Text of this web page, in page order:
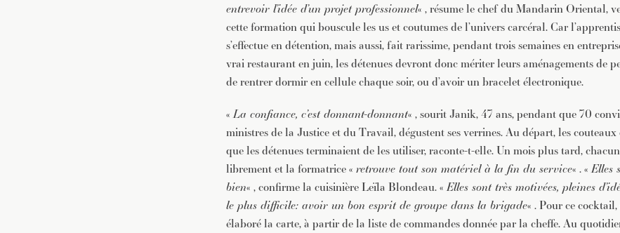
entrevoir l’idée d’un projet professionnel« , résume le chef du Mandarin Oriental,
cette formation qui bouscule les us et coutumes de l’univers carcéral. Car
s’effectue en détention, mais aussi, fait rarissime, pendant trois semaines en
vrai restaurant en juin, les détenues devront donc mériter leurs aménagements de
de rentrer dormir en cellule chaque soir, ou d’avoir un bracelet électronique.
«La confiance, c’est donnant-donnant« , sourit Janik, 47 ans, pendant que 70
ministres de la Justice et du Travail, dégustent ses verrines. Au départ, les
que les détenues terminaient de les utiliser, raconte-t-elle. Un mois plus tard,
librement et la formatrice « retrouve tout son matériel à la fin du service« . «Elles
bien« , confirme la cuisinière Leïla Blondeau. «Elles sont très motivées, pleines
le plus difficile: avoir un bon esprit de groupe dans la brigade« . Pour ce
élaboré la carte, à partir de la liste de commandes donnée par la cheffe. Au